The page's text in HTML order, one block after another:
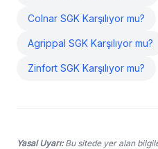
Colnar SGK Karşılıyor mu?
Agrippal SGK Karşılıyor mu?
Zinfort SGK Karşılıyor mu?
Yasal Uyarı:Bu sitede yer alan